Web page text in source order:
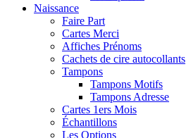
Naissance
Faire Part
Cartes Merci
Affiches Prénoms
Cachets de cire autocollants
Tampons
Tampons Motifs
Tampons Adresse
Cartes 1ers Mois
Échantillons
Les Options